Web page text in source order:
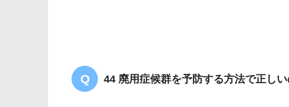
44 廃用症候群を予防する方法で正しい